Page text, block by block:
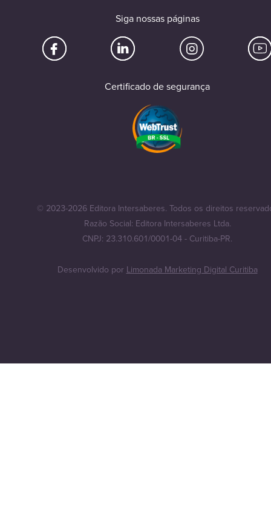
Siga nossas páginas
Certificado de segurança
© 2023-2026 Editora Intersaberes. Todos os direitos
Razão Social: Editora Intersaberes Ltda.
CNPJ: 23.310.601/0001-04 - Curitiba-PR.
Desenvolvido porLimonada Marketing Digital Curitiba